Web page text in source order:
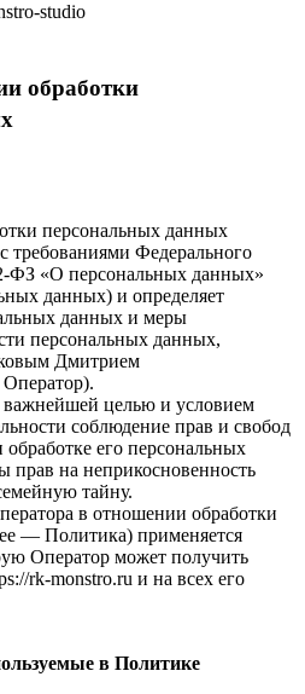
studio
обработки
персональных данных
требованиями Федерального
ФЗ «О персональных данных»
данных) и определяет
данных и меры
персональных данных,
Дмитрием
важнейшей целью и условием
соблюдение прав и свобод
его персональных
прав на неприкосновенность
тайну.
в отношении обработки
— Политика) применяется
Оператор может получить
rk-monstro.ru и на всех его
в Политике